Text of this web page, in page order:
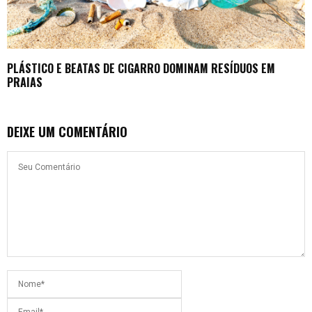
PLÁSTICO E BEATAS DE CIGARRO DOMINAM RESÍDUOS EM
PRAIAS
DEIXE UM COMENTÁRIO